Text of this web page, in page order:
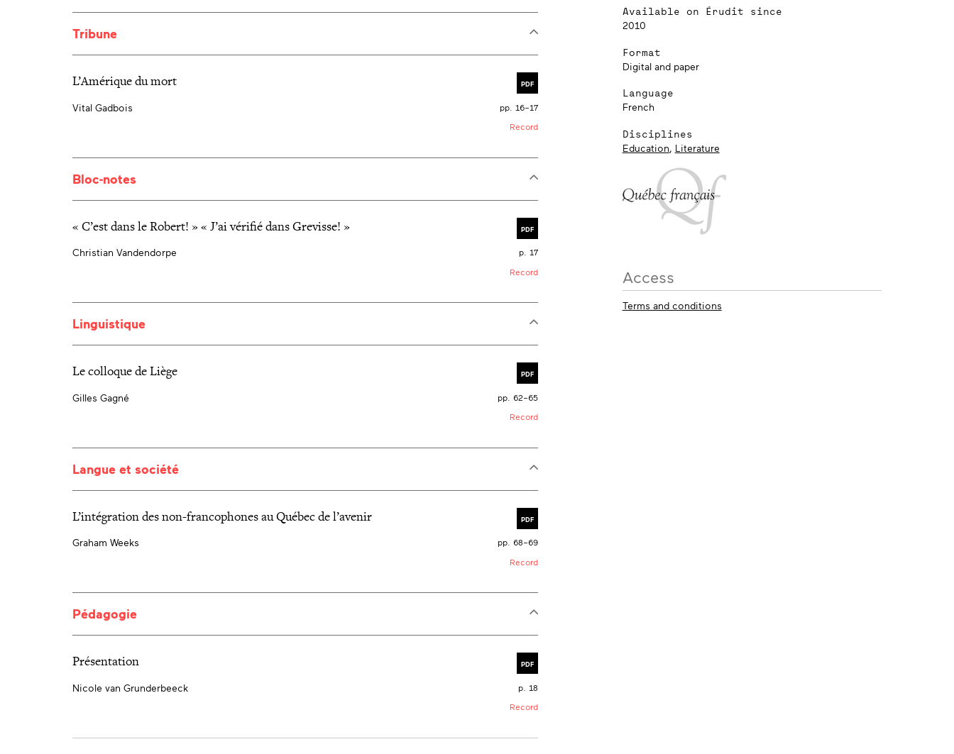
Tribune
PDF
L’Amérique du mort
Vital Gadbois
pp. 16–17
Record
Bloc-notes
PDF
« C’est dans le Robert! » « J’ai vérifié dans Grevisse! »
Christian Vandendorpe
p. 17
Record
Linguistique
PDF
Le colloque de Liège
Gilles Gagné
pp. 62–65
Record
Langue et société
PDF
L’intégration des non-francophones au Québec de l’avenir
Graham Weeks
pp. 68–69
Record
Pédagogie
PDF
Présentation
Nicole van Grunderbeeck
p. 18
Record
Available on Érudit since
2010
Format
Digital and paper
Language
French
Disciplines
Education, Literature
Access
Terms and conditions